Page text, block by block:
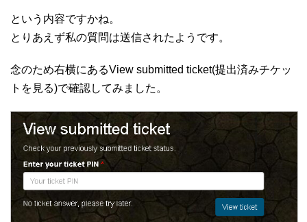
という内容ですかね。
とりあえず私の質問は送信されたようです。
念のため右横にあるView submitted ticket(提出済みチケッ
トを見る)で確認してみました。